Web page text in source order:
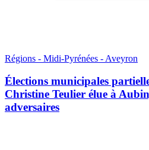
Régions - Midi-Pyrénées - Aveyron
Élections municipales
Christine Teulier élue à
adversaires